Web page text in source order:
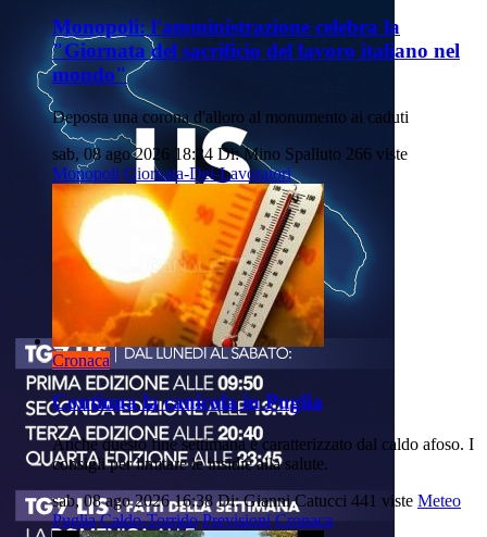
Monopoli: l'amministrazione celebra la
"Giornata del sacrificio del lavoro italiano nel
mondo"
Deposta una corona d'alloro al monumento ai caduti
sab, 08 ago 2026 18:24 Di: Mino Spalluto 266 viste
Monopoli Giornata-Dei-Lavoratori
Cronaca
Continua la canicola in Puglia
Anche questo fine settimana è caratterizzato dal caldo afoso. I
consigli per limitare le insidie alla salute.
sab, 08 ago 2026 16:38 Di: Gianni Catucci 441 viste Meteo
Puglia Caldo-Torrido Previsioni Cronaca